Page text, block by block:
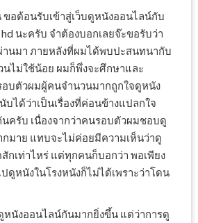
อต้อนรับเข้าสู่เว็บดูหนังออนไลน์กับ
นะครับ จำต้องบอกเลยจ๊ะขอรับว่า
นมา ภายหลังที่ผมได้พบปะสนทนากับ
นไม่ใช้น้อย ผมก็พึ่งจะศึกษาและ
บตัวผมผู้คนจำนวนมากถูกใจดูหนัง
บได้ว่าเป็นเรื่องที่ค่อนข้างแปลกใจ
ครับ เนื่องจากว่าคนรอบตัวผมชอบดู
มาย แทบจะไม่ค่อยมีความเห็นว่าดู
กเท่าไหร่ แต่ทุกคนก็บอกว่า พอเพียง
ดูหนังในโรงหนังก็ไม่ได้เพราะว่าโดน
หนังออนไลน์กันมากยิ่งขึ้น แต่ว่าการดู